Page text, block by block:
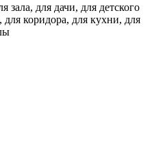
зала, для дачи, для детского
коридора, для кухни, для